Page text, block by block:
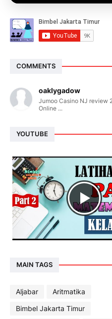
COMMENTS
oaklygadow
Jumoo Casino NJ review
Online ...
YOUTUBE
MAIN TAGS
Aljabar
Aritmatika
Bimbel Jakarta Timur